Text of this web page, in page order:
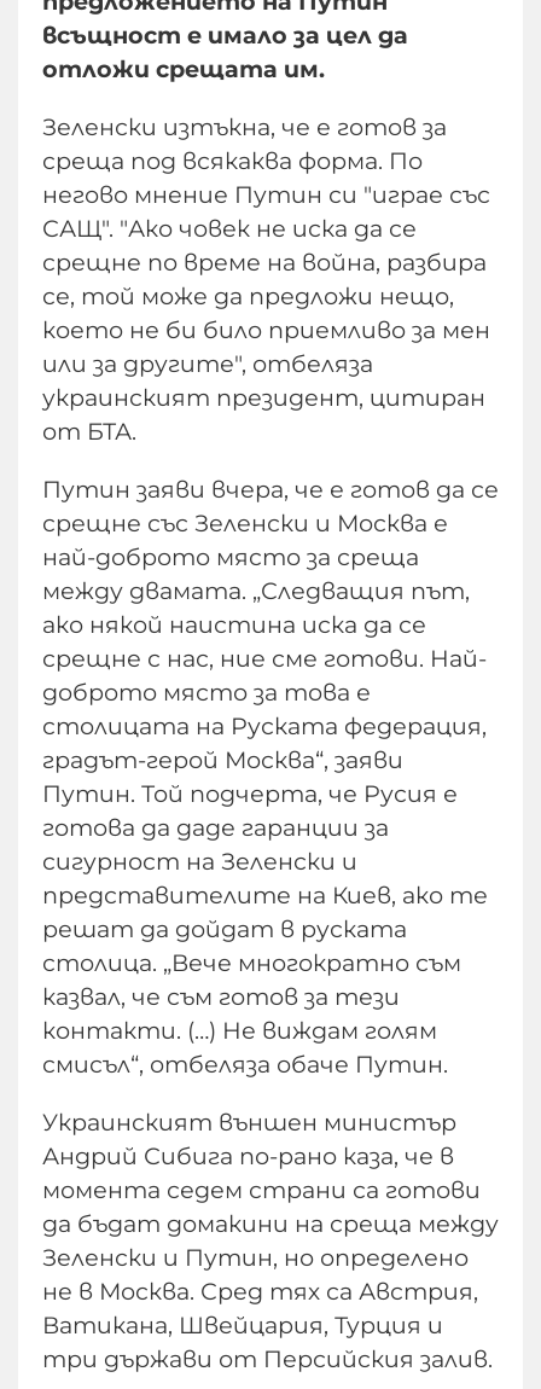
всъщност е имало за цел да
отложи срещата им.
Зеленски изтъкна, че е готов за
среща под всякаква форма. По
негово мнение Путин си "играе със
САЩ". "Ако човек не иска да се
срещне по време на война, разбира
се, той може да предложи нещо,
което не би било приемливо за мен
или за другите", отбеляза
украинският президент, цитиран
от БТА.
Путин заяви вчера, че е готов да се
срещне със Зеленски и Москва е
най-доброто място за среща
между двамата. „Следващия път,
ако някой наистина иска да се
срещне с нас, ние сме готови. Най-
доброто място за това е
столицата на Руската федерация,
градът-герой Москва“, заяви
Путин. Той подчерта, че Русия е
готова да даде гаранции за
сигурност на Зеленски и
представителите на Киев, ако те
решат да дойдат в руската
столица. „Вече многократно съм
казвал, че съм готов за тези
контакти. (…) Не виждам голям
смисъл“, отбеляза обаче Путин.
Украинският външен министър
Андрий Сибига по-рано каза, че в
момента седем страни са готови
да бъдат домакини на среща между
Зеленски и Путин, но определено
не в Москва. Сред тях са Австрия,
Ватикана, Швейцария, Турция и
три държави от Персийския залив.